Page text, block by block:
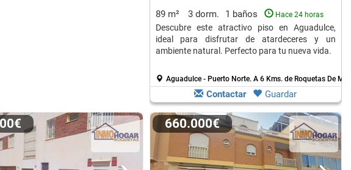
89 m² 3 dorm. 1 baños Hace 24 horas
Descubre este atractivo piso en Aguadulce,
ideal para disfrutar de atardeceres y un
ambiente natural. Perfecto para tu nueva vida.
Aguadulce - Puerto Norte. A 6 Kms. de Roquetas De Mar
Contactar Guardar
660.000€